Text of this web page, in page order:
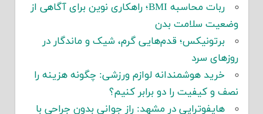
ربات محاسبه BMI؛ راهکاری نوین برای آگاهی از
وضعیت سلامت بدن
برتونیکس؛ قدم‌هایی گرم، شیک و ماندگار در
روزهای سرد
خرید هوشمندانه لوازم ورزشی: چگونه هزینه را
نصف و کیفیت را دو برابر کنیم؟
هایفوتراپی در مشهد: راز جوانی بدون جراحی با